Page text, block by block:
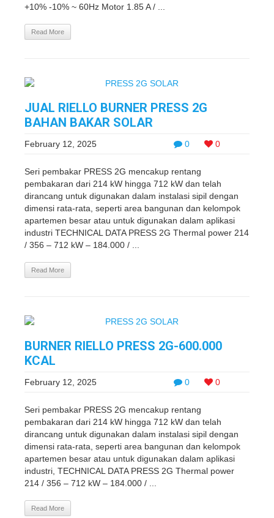
+10% -10% ~ 60Hz Motor 1.85 A / ...
Read More
JUAL RIELLO BURNER PRESS 2G
BAHAN BAKAR SOLAR
0 0
February 12, 2025
Seri pembakar PRESS 2G mencakup rentang
pembakaran dari 214 kW hingga 712 kW dan telah
dirancang untuk digunakan dalam instalasi sipil dengan
dimensi rata-rata, seperti area bangunan dan kelompok
apartemen besar atau untuk digunakan dalam aplikasi
industri TECHNICAL DATA PRESS 2G Thermal power 214
/ 356 – 712 kW – 184.000 / ...
Read More
BURNER RIELLO PRESS 2G-600.000
KCAL
0 0
February 12, 2025
Seri pembakar PRESS 2G mencakup rentang
pembakaran dari 214 kW hingga 712 kW dan telah
dirancang untuk digunakan dalam instalasi sipil dengan
dimensi rata-rata, seperti area bangunan dan kelompok
apartemen besar atau untuk digunakan dalam aplikasi
industri, TECHNICAL DATA PRESS 2G Thermal power
214 / 356 – 712 kW – 184.000 / ...
Read More